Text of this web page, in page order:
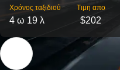
Χρόνος ταξιδιού
4 ω 19 λ
Τιμη απο
$202